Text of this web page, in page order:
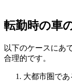
転勤時の車
以下のケースにあ
合理的です。
大都市圏であ